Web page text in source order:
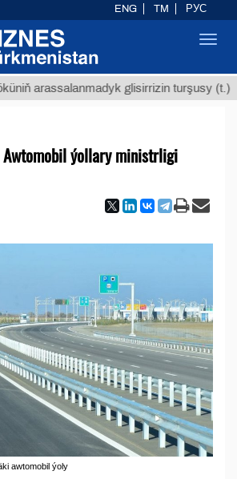
glisirrizin turşusy (t.)
ýollary ministrligi
awtomobil ýoly
ENG TM РУС